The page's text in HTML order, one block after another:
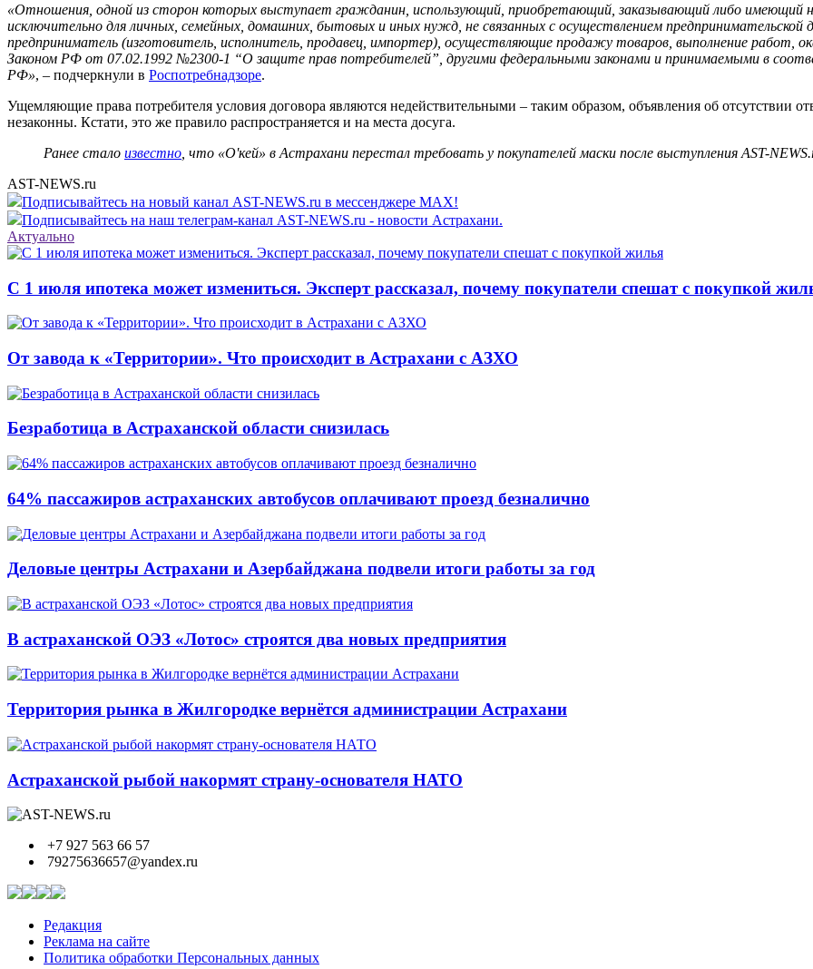
«Отношения, одной из сторон которых выступает гражданин, использующий, приобретающий, заказывающий либо имеющий
исключительно для личных, семейных, домашних, бытовых и иных нужд, не связанных с осуществлением предпринимательской
предприниматель (изготовитель, исполнитель, продавец, импортер), осуществляющие продажу товаров, выполнение работ,
Законом РФ от 07.02.1992 №2300-1 “О защите прав потребителей”, другими федеральными законами и принимаемыми в
РФ», – подчеркнули в Роспотребнадзоре.
Ущемляющие права потребителя условия договора являются недействительными – таким образом, объявления об отсутствии
незаконны. Кстати, это же правило распространяется и на места досуга.
Ранее стало известно , что «О'кей» в Астрахани перестал требовать у покупателей маски после выступления AST-
AST-NEWS.ru
Подписывайтесь на новый канал AST-NEWS.ru в мессенджере MAX!
Подписывайтесь на наш телеграм-канал AST-NEWS.ru - новости Астрахани.
Актуально
С 1 июля ипотека может измениться. Эксперт рассказал, почему покупатели спешат с покупкой
От завода к «Территории». Что происходит в Астрахани с АЗХО
Безработица в Астраханской области снизилась
64% пассажиров астраханских автобусов оплачивают проезд безналично
Деловые центры Астрахани и Азербайджана подвели итоги работы за год
В астраханской ОЭЗ «Лотос» строятся два новых предприятия
Территория рынка в Жилгородке вернётся администрации Астрахани
Астраханской рыбой накормят страну-основателя НАТО
+7 927 563 66 57
79275636657@yandex.ru
Редакция
Реклама на сайте
Политика обработки Персональных данных